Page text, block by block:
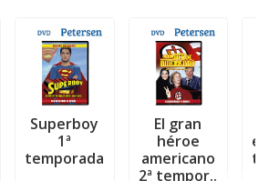
Superboy
1ª
temporada
El gran
héroe
americano
2ª tempor..